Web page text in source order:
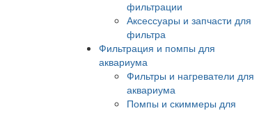
фильтрации
Аксессуары и запчасти для
фильтра
Фильтрация и помпы для
аквариума
Фильтры и нагреватели для
аквариума
Помпы и скиммеры для